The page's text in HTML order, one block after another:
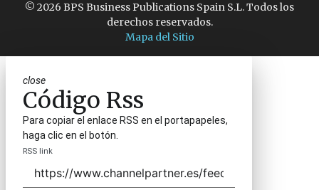
© 2026 BPS Business Publications Spain S.L. Todos los
derechos reservados.
Mapa del Sitio
close
Código Rss
Para copiar el enlace RSS en el portapapeles,
haga clic en el botón.
RSS link